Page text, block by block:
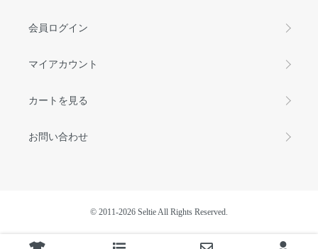
会員ログイン
マイアカウント
カートを見る
お問い合わせ
©️ 2011-2026 Seltie All Rights Reserved.